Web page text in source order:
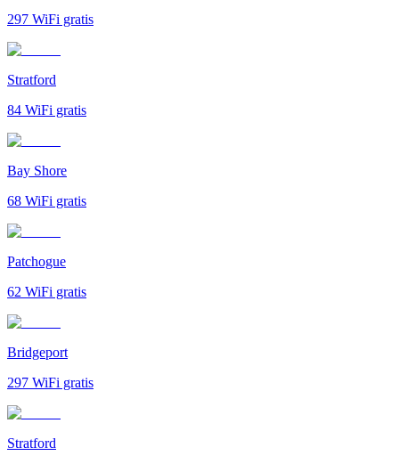
297 WiFi gratis
Stratford
84 WiFi gratis
Bay Shore
68 WiFi gratis
Patchogue
62 WiFi gratis
Bridgeport
297 WiFi gratis
Stratford